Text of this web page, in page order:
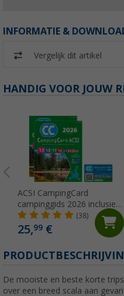
INFORMATIE &
Vergelijk dit artikel
HANDIG VOOR JOUW
ACSI CampingCard
campinggids 2026 inclusief
kortingskaart Taal Duits
(38)
25,99 €
De mooiste en beste korte
over een breed scala aan